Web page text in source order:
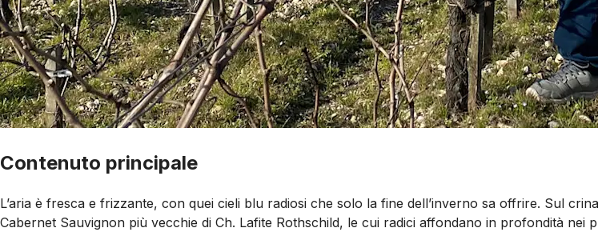
Contenuto principale
L’aria è fresca e frizzante, con quei cieli blu radiosi che solo la fine dell’inverno sa offrire. Sul
Cabernet Sauvignon più vecchie di Ch. Lafite Rothschild, le cui radici affondano in profondità